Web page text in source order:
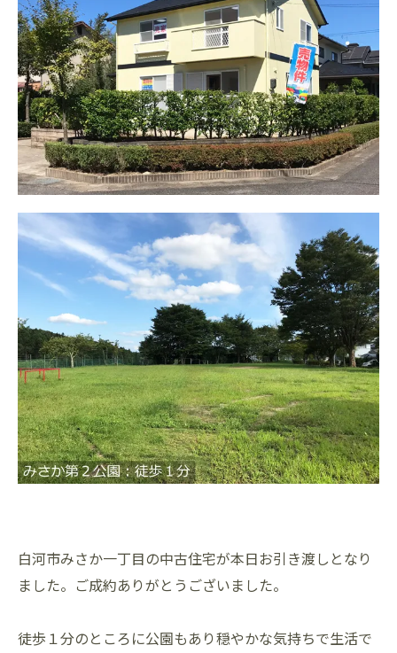
白河市みさか一丁目の中古住宅が本日お引き渡しとなり
ました。ご成約ありがとうございました。
徒歩１分のところに公園もあり穏やかな気持ちで生活で